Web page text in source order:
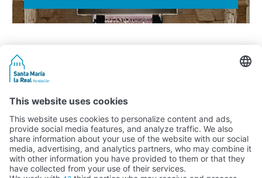
Activity subsidised by the Ministry of Education, Culture and Sports